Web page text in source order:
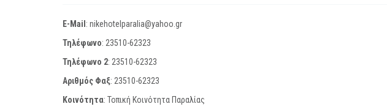
E-Mail : nikehotelparalia@yahoo.gr
Τηλέφωνο: 23510-62323
Τηλέφωνο 2: 23510-62323
Αριθμός Φαξ: 23510-62323
Κοινότητα: Τοπική Κοινότητα Παραλίας